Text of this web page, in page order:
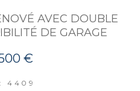
AVEC DOUBLE
DE GARAGE
€
4409